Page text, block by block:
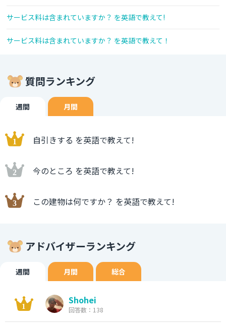
サービス料は含まれていますか？ を英語で教えて!
サービス料は含まれていますか？ を英語で教えて！
質問ランキング
週間 月間
自引きする を英語で教えて!
今のところ を英語で教えて!
この建物は何ですか？ を英語で教えて!
アドバイザーランキング
週間 月間 総合
Shohei
回答数：138